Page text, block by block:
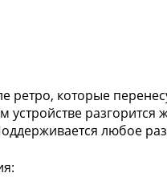
ретро, которые
разгорится
любое